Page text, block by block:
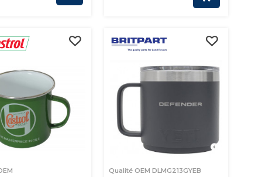
Qualité OEM DLMG213GYEB